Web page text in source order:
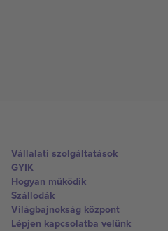
Vállalati szolgáltatások
GYIK
Hogyan működik
Szállodák
Világbajnokság központ
Lépjen kapcsolatba velünk